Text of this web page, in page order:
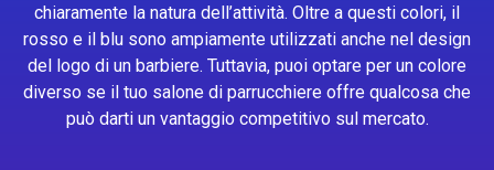
chiaramente la natura dell’attività. Oltre a questi colori, il
rosso e il blu sono ampiamente utilizzati anche nel design
del logo di un barbiere. Tuttavia, puoi optare per un colore
diverso se il tuo salone di parrucchiere offre qualcosa che
può darti un vantaggio competitivo sul mercato.